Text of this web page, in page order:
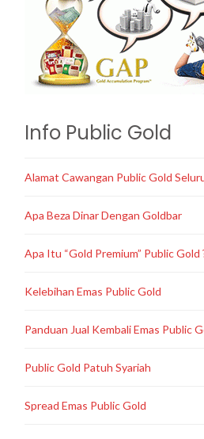
Info Public Gold
Alamat Cawangan Public Gold
Apa Beza Dinar Dengan Goldbar
Apa Itu “Gold Premium” Public Gold
Kelebihan Emas Public Gold
Panduan Jual Kembali Emas Public
Public Gold Patuh Syariah
Spread Emas Public Gold